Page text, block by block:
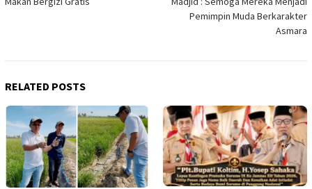
Pemimpin Muda Berkarakter
Asmara
RELATED POSTS